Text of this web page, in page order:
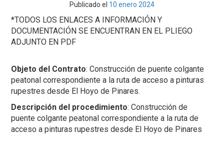
Publicado el 10 enero 2024
*TODOS LOS ENLACES A INFORMACIÓN Y
DOCUMENTACIÓN SE ENCUENTRAN EN EL PLIEGO
ADJUNTO EN PDF
Objeto del Contrato: Construcción de puente colgante
peatonal correspondiente a la ruta de acceso a pinturas
rupestres desde El Hoyo de Pinares.
Descripción del procedimiento: Construcción de
puente colgante peatonal correspondiente a la ruta de
acceso a pinturas rupestres desde El Hoyo de Pinares